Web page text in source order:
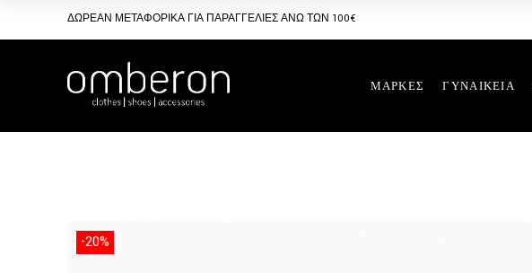
the
ΔΩΡΕΑΝ ΜΕΤΑΦΟΡΙΚΑ ΓΙΑ ΠΑΡΑΓΓΕΛΙΕΣ ΑΝΩ ΤΩΝ 100€
ΜΑΡΚΕΣ ΓΥΝΑΙΚΕΙΑ
-20%